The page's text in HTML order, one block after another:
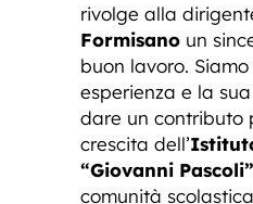
rivolge alla
Formisano un
buon lavoro.
esperienza e la
dare un contributo
crescita dell’
“Giovanni Pascoli”
comunità